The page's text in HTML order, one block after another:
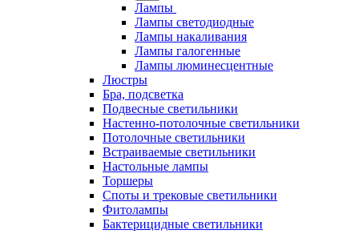
Лампы
Лампы светодиодные
Лампы накаливания
Лампы галогенные
Лампы люминесцентные
Люстры
Бра, подсветка
Подвесные светильники
Настенно-потолочные светильники
Потолочные светильники
Встраиваемые светильники
Настольные лампы
Торшеры
Споты и трековые светильники
Фитолампы
Бактерицидные светильники